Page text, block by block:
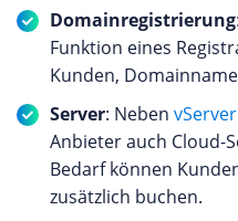
Sicherheit stellen die
Wahl für alle dar, die
Verfügbarkeit und
dedizierten Root-
bieten maximale
anspruchsvolle
Hardware sind diese
Domainregistrierung
Funktion eines
Kunden,
Server: Neben
Anbieter auch Cloud-
Bedarf können
zusätzlich buchen.